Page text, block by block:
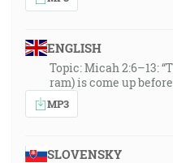
ENGLISH
Topic: Micah 2:6–13:
ram) is come up
MP3
SLOVENSKY